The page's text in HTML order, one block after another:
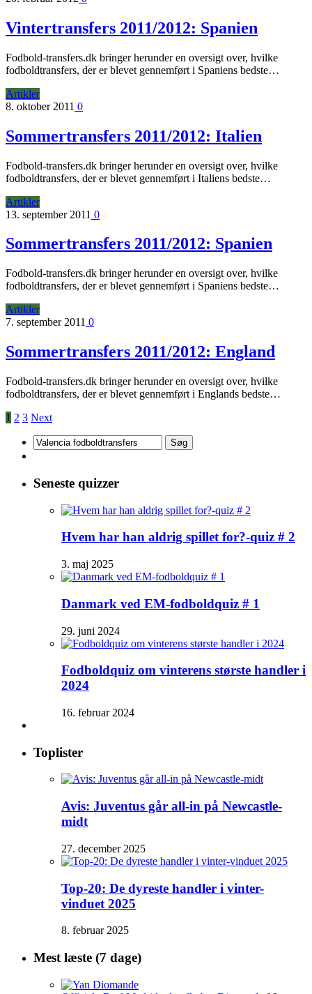
Vintertransfers 2011/2012: Spanien
Fodbold-transfers.dk bringer herunder en oversigt over, hvilke
fodboldtransfers, der er blevet gennemført i Spaniens bedste…
Artikler
8. oktober 2011 0
Sommertransfers 2011/2012: Italien
Fodbold-transfers.dk bringer herunder en oversigt over, hvilke
fodboldtransfers, der er blevet gennemført i Italiens bedste…
Artikler
13. september 2011 0
Sommertransfers 2011/2012: Spanien
Fodbold-transfers.dk bringer herunder en oversigt over, hvilke
fodboldtransfers, der er blevet gennemført i Spaniens bedste…
Artikler
7. september 2011 0
Sommertransfers 2011/2012: England
Fodbold-transfers.dk bringer herunder en oversigt over, hvilke
fodboldtransfers, der er blevet gennemført i Englands bedste…
1 2 3 Next
Søg
efter:
Seneste quizzer
Hvem har han aldrig spillet for?-quiz # 2
3. maj 2025
Danmark ved EM-fodboldquiz # 1
29. juni 2024
Fodboldquiz om vinterens største handler i
2024
16. februar 2024
Toplister
Avis: Juventus går all-in på Newcastle-
midt
27. december 2025
Top-20: De dyreste handler i vinter-
vinduet 2025
8. februar 2025
Mest læste (7 dage)